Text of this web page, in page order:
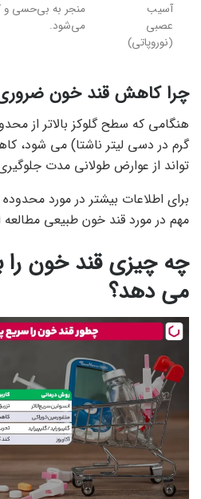
آسیب
عصبی
(نوروپاتی)
منجر به بی‌حسی و
می‌شود.
چرا کاهش قند خون
گرم در دسی لیتر ناشتا) می شود،
تواند از عوارض طولانی مدت
برای اطلاعات بیشتر در مورد محدوده
مهم در مورد قند خون طبیعی مطالعه
چه چیزی قند خون
می دهد؟